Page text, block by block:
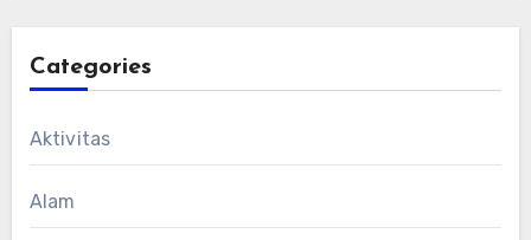
Categories
Aktivitas
Alam